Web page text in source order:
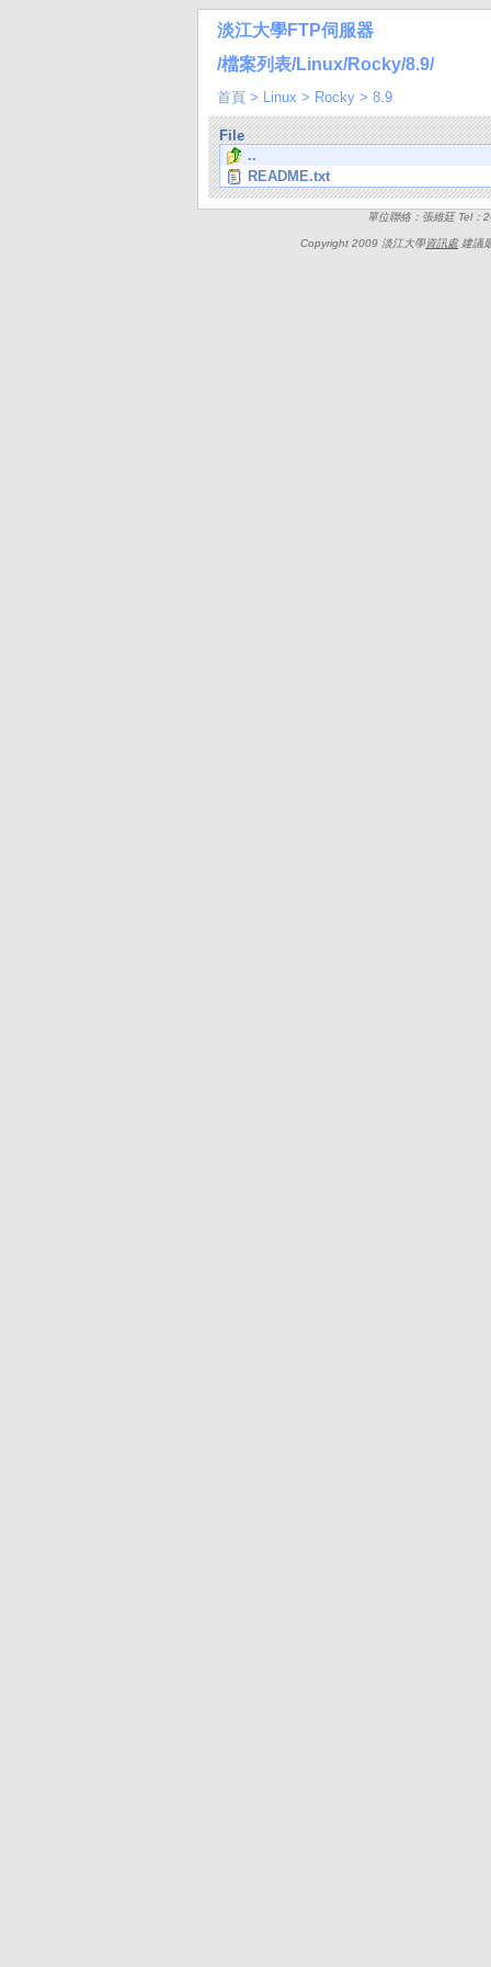
淡江大學FTP伺服器
/檔案列表/Linux/Rocky/8.9/
首頁 > Linux > Rocky > 8.9
File
..
README.txt
單位聯絡：張維廷 Tel
Copyright 2009 淡江大學資訊處建議